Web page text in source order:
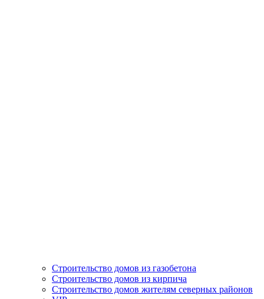
Строительство домов из газобетона
Строительство домов из кирпича
Строительство домов жителям северных районов